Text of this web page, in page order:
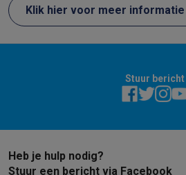
een succes! Hij maakt iets meer
dan verwacht, maar het is mijn
handig! Een tussentijds signaal dat
best eens draait of de ingrediënten
Klik hier voor meer
Stuur bericht
Heb je hulp nodig?
Stuur een bericht via Facebook